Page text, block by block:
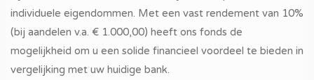
individuele eigendommen. Met een vast rendement van 10%
(bij aandelen v.a. € 1.000,00) heeft ons fonds de
mogelijkheid om u een solide financieel voordeel te bieden in
vergelijking met uw huidige bank.